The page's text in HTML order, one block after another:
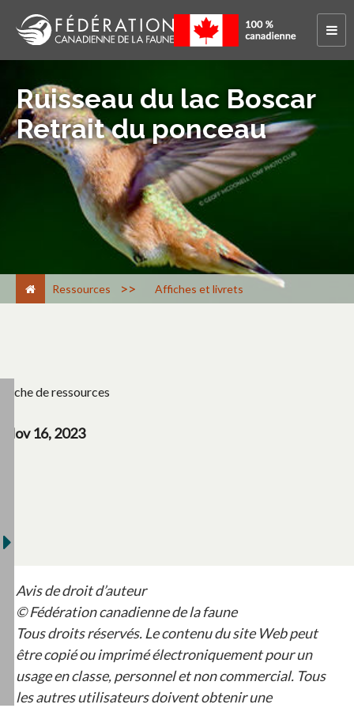
Ruisseau du lac Boscar
Retrait du ponceau
Ressources > Affiches et livrets
Fiche de ressources
Nov 16, 2023
Avis de droit d’auteur
© Fédération canadienne de la faune
Tous droits réservés. Le contenu du site Web peut
être copié ou imprimé électroniquement pour un
usage en classe, personnel et non commercial. Tous
les autres utilisateurs doivent obtenir une